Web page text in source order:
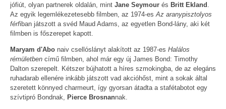
jófiút, olyan partnerek oldalán, mint Jane Seymour és Britt Ekland
Az egyik legemlékezetesebb filmben, az 1974-es Az aranypisztolyos
férfiban játszott a svéd Maud Adams, az egyetlen Bond-lány, aki két
filmben is főszerepet kapott.
Maryam d'Abo naiv csellóslányt alakított az 1987-es Halálos
rémületben című filmben, ahol már egy új James Bond: Timothy
Dalton szerepelt. Kétszer bújhatott a híres szmokingba, de az elegáns
ruhadarab ellenére inkább játszott vad akcióhőst, mint a sokak által
szeretett könnyed charmeurt, így gyorsan átadta a stafétabotot egy
szívtipró Bondnak, Pierce Brosnannak.